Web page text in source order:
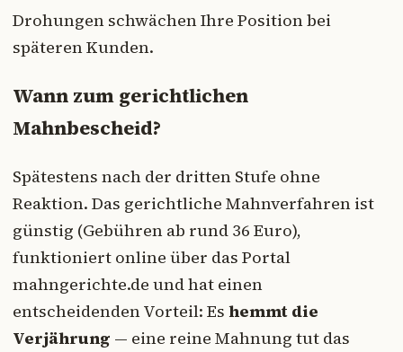
Drohungen schwächen Ihre Position bei
späteren Kunden.
Wann zum gerichtlichen
Mahnbescheid?
Spätestens nach der dritten Stufe ohne
Reaktion. Das gerichtliche Mahnverfahren ist
günstig (Gebühren ab rund 36 Euro),
funktioniert online über das Portal
mahngerichte.de und hat einen
entscheidenden Vorteil: Es hemmt die
Verjährung — eine reine Mahnung tut das